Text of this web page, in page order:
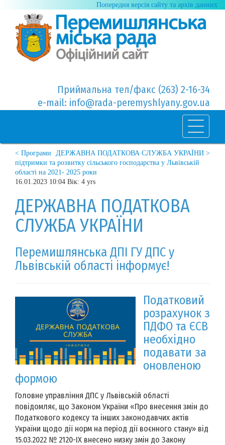
Попередня версія сайту та архів данних
Приймальна тел/факс (263) 2-16-34
e-mail: info@rada-peremyshlyany.gov.ua
ДЕРЖАВНА ПОДАТКОВА СЛУЖБА УКРАЇНИ >
< Програми
підтримки та розвитку сільського господарства у Львівській
області на 2021- 2025 роки
16.01.2023 10:04 Вік: 4 yrs
ДЕРЖАВНА ПОДАТКОВА
СЛУЖБА УКРАЇНИ
Перемишлянська ДПІ ГУ ДПС у
Львівській області інформує!
Податковий
розрахунок з
ПДФО та ЄСВ
необхідно
подавати за
оновленою
формою
Головне управління ДПС у Львівській області
повідомляє, що Законом України «Про внесення змін до
Податкового кодексу та інших законодавчих актів
України щодо дії норм на період дії воєнного стану» від
15.03.2022 № 2120-IX внесено низку змін до Закону